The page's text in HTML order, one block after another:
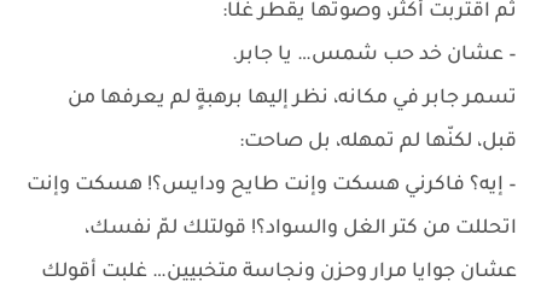
ثم اقتربت أكثر، وصوتها يقطر غلًّا:
– عشان خد حب شمس… يا جابر.
تسمر جابر في مكانه، نظر إليها برهبةٍ لم يعرفها من
قبل، لكنّها لم تمهله، بل صاحت:
– إيه؟ فاكرني هسكت وإنت طايح ودايس؟! هسكت وإنت
اتحللت من كتر الغل والسواد؟! قولتلك لمّ نفسك،
عشان جوايا مرار وحزن ونجاسة متخبيين… غلبت أقولك